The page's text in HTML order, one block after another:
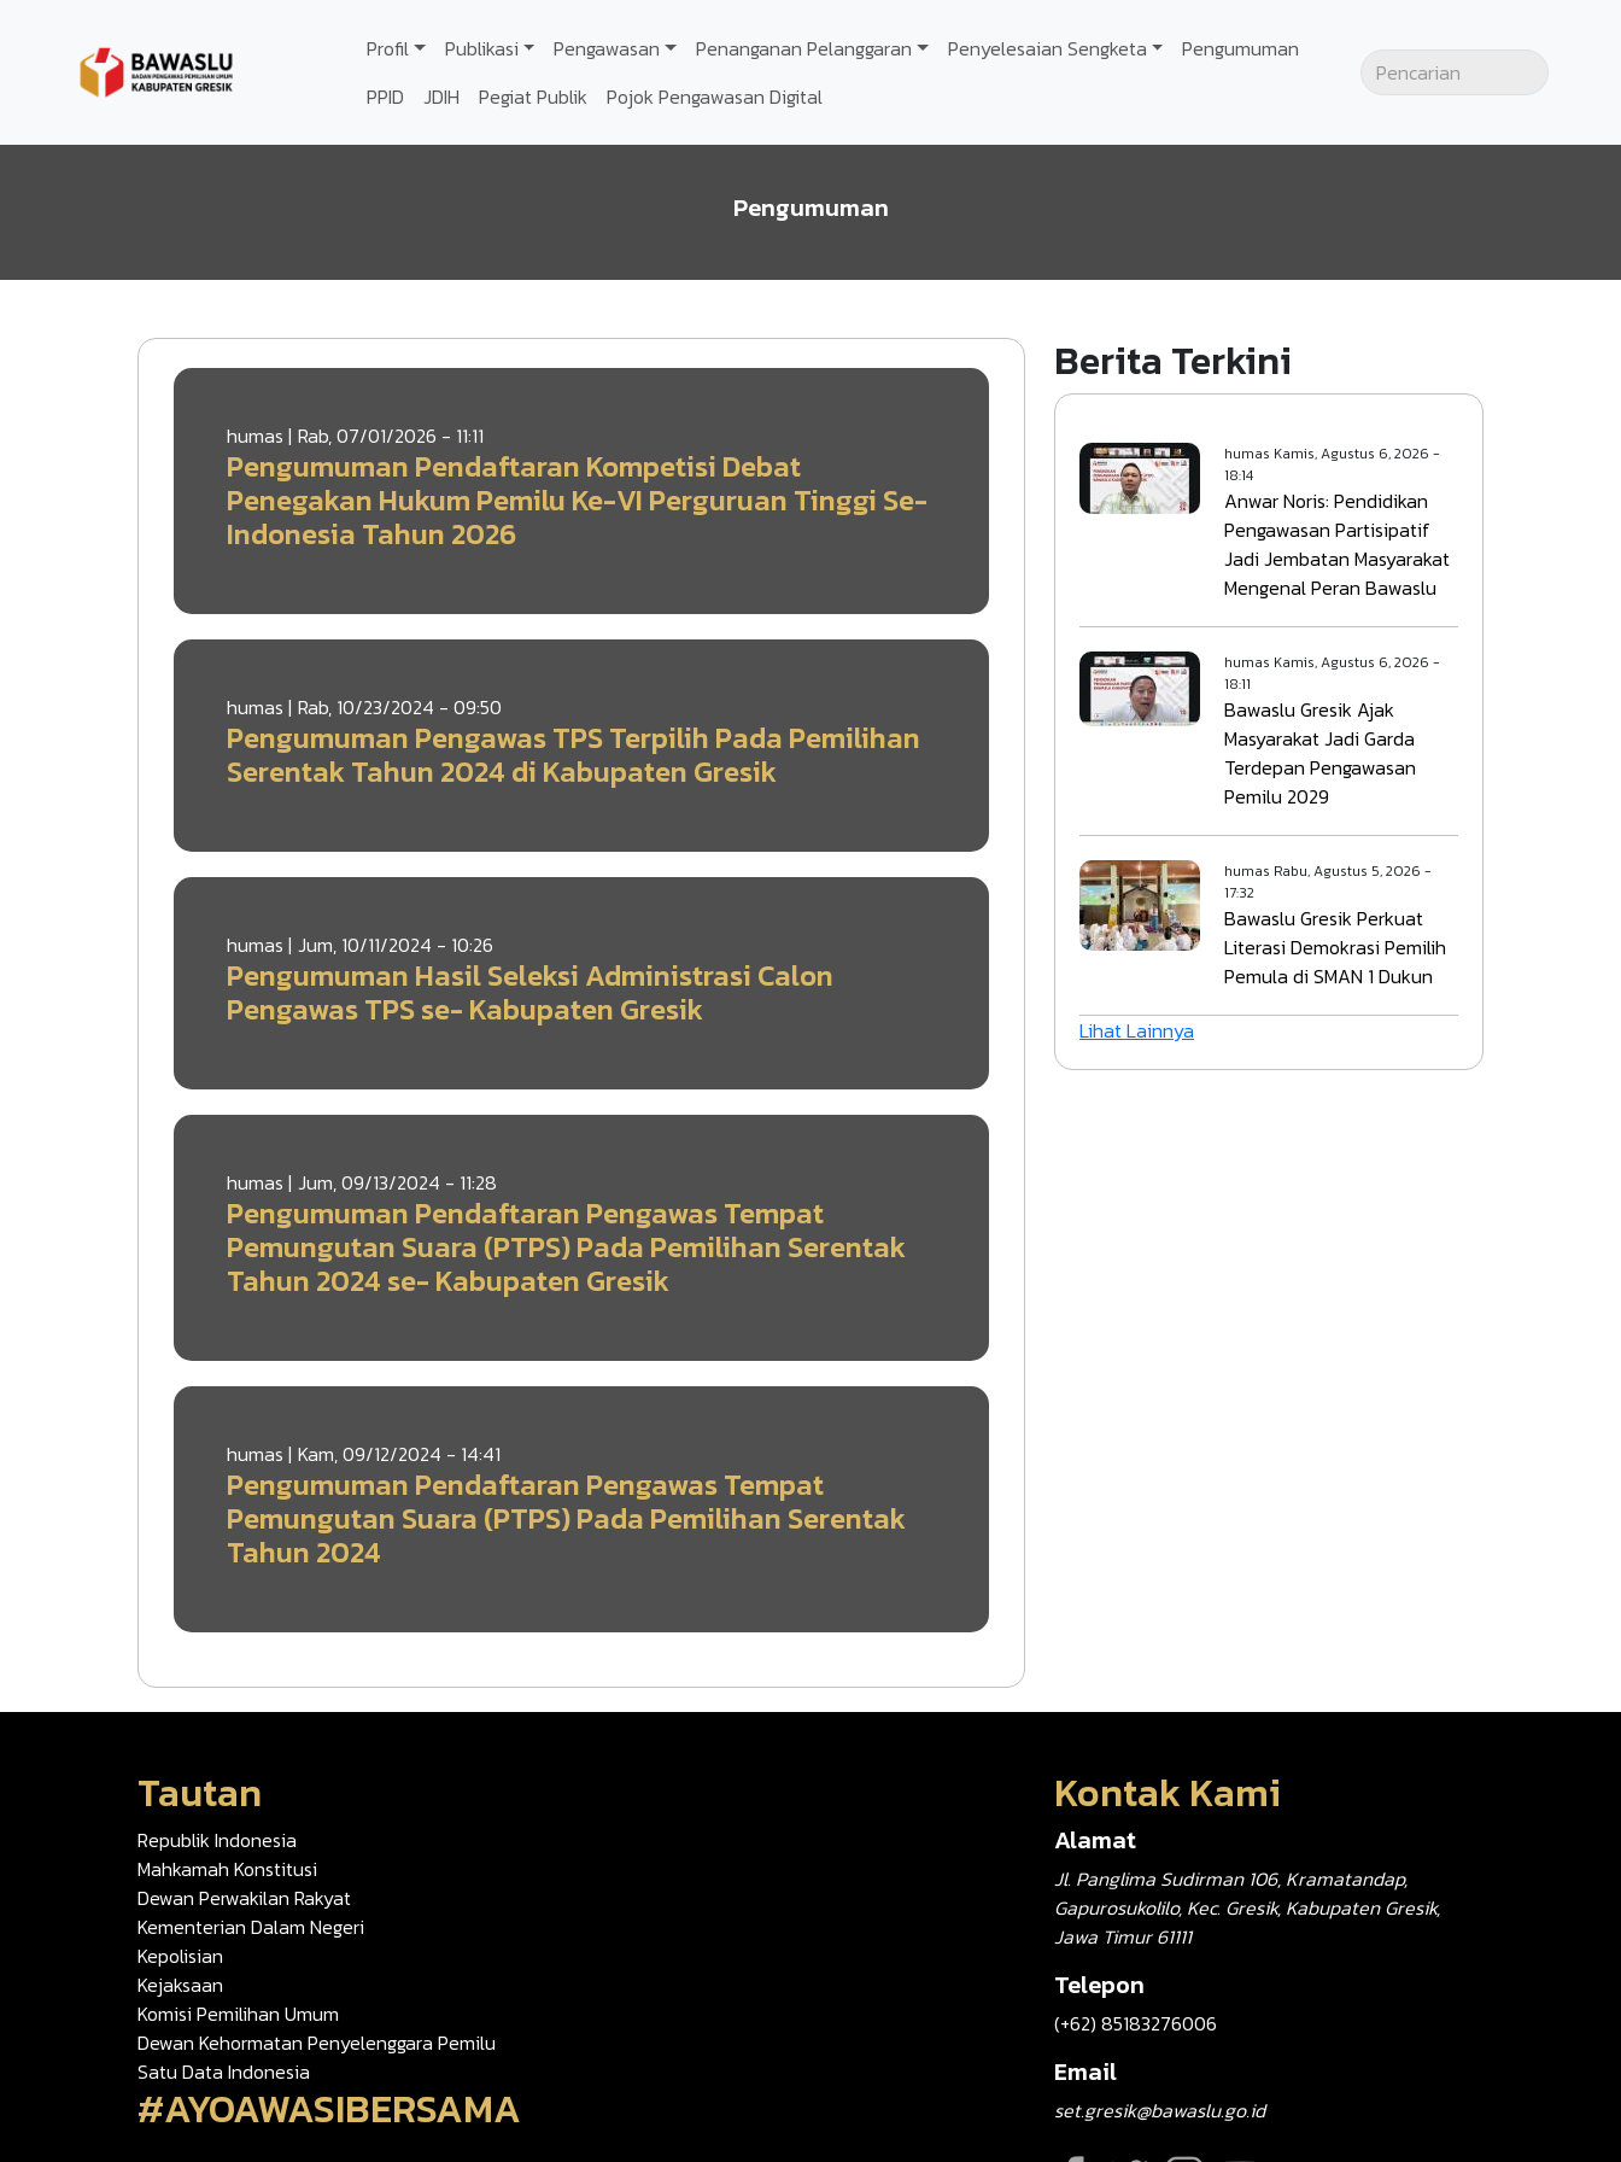
Profil
Publikasi Pengawasan Penanganan Pelanggaran Penyelesaian Sengketa
Pengumuman
PPID
JDIH Pegiat Publik Pojok Pengawasan Digital
Pengumuman
humas | Rab, 07/01/2026 - 11:11
Pengumuman Pendaftaran Kompetisi Debat
Penegakan Hukum Pemilu Ke-VI Perguruan Tinggi Se-
Indonesia Tahun 2026
humas | Rab, 10/23/2024 - 09:50
Pengumuman Pengawas TPS Terpilih Pada Pemilihan
Serentak Tahun 2024 di Kabupaten Gresik
humas | Jum, 10/11/2024 - 10:26
Pengumuman Hasil Seleksi Administrasi Calon
Pengawas TPS se- Kabupaten Gresik
humas | Jum, 09/13/2024 - 11:28
Pengumuman Pendaftaran Pengawas Tempat
Pemungutan Suara (PTPS) Pada Pemilihan Serentak
Tahun 2024 se- Kabupaten Gresik
humas | Kam, 09/12/2024 - 14:41
Pengumuman Pendaftaran Pengawas Tempat
Pemungutan Suara (PTPS) Pada Pemilihan Serentak
Tahun 2024
Berita Terkini
humas Kamis, Agustus 6, 2026 -
18:14
Anwar Noris: Pendidikan
Pengawasan Partisipatif
Jadi Jembatan Masyarakat
Mengenal Peran Bawaslu
humas Kamis, Agustus 6, 2026 -
18:11
Bawaslu Gresik Ajak
Masyarakat Jadi Garda
Terdepan Pengawasan
Pemilu 2029
humas Rabu, Agustus 5, 2026 -
17:32
Bawaslu Gresik Perkuat
Literasi Demokrasi Pemilih
Pemula di SMAN 1 Dukun
Lihat Lainnya
Tautan
Republik Indonesia
Mahkamah Konstitusi
Dewan Perwakilan Rakyat
Kementerian Dalam Negeri
Kepolisian
Kejaksaan
Komisi Pemilihan Umum
Dewan Kehormatan Penyelenggara Pemilu
Satu Data Indonesia
#AYOAWASIBERSAMA
Kontak Kami
Alamat
Jl. Panglima Sudirman 106, Kramatandap,
Gapurosukolilo, Kec. Gresik, Kabupaten Gresik,
Jawa Timur 61111
Telepon
(+62) 85183276006
Email
set.gresik@bawaslu.go.id